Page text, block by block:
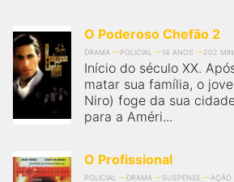
O Poderoso Chefão 2
DRAMA POLICIAL 14 ANOS 202 MIN
Início do século XX.
matar sua família, o
Niro) foge da sua
para a Améri...
O Profissional
POLICIAL DRAMA SUSPENSE AÇÃO